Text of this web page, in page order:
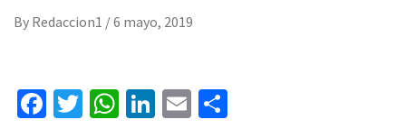
By Redaccion1 /6 mayo, 2019
Facebook
Twitter
WhatsApp
LinkedIn
Email